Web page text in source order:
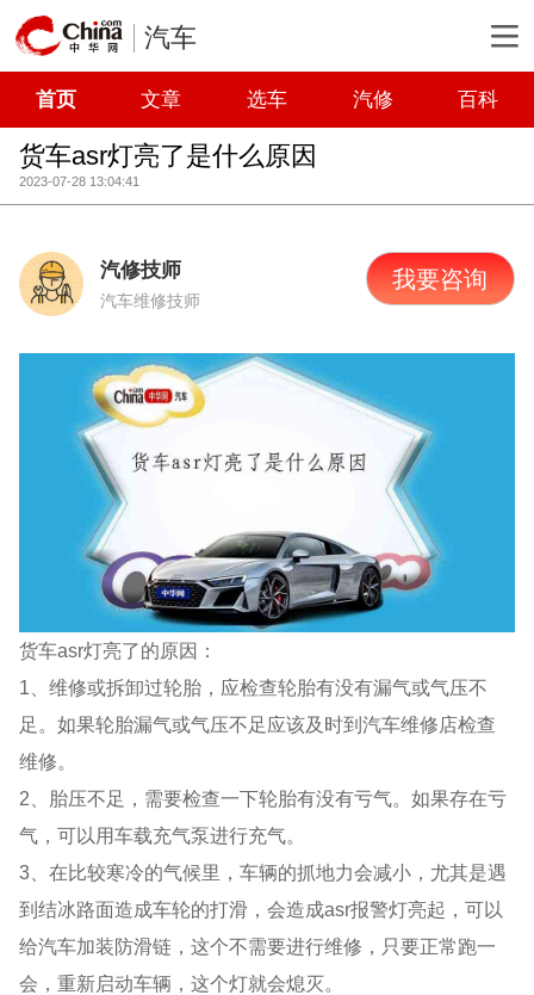
汽车
首页 文章 选车 汽修 百科
货车asr灯亮了是什么原因
2023-07-28 13:04:41
汽修技师
汽车维修技师
我要咨询
货车asr灯亮了的原因：
1、维修或拆卸过轮胎，应检查轮胎有没有漏气或气压不
足。如果轮胎漏气或气压不足应该及时到汽车维修店检查
维修。
2、胎压不足，需要检查一下轮胎有没有亏气。如果存在亏
气，可以用车载充气泵进行充气。
3、在比较寒冷的气候里，车辆的抓地力会减小，尤其是遇
到结冰路面造成车轮的打滑，会造成asr报警灯亮起，可以
给汽车加装防滑链，这个不需要进行维修，只要正常跑一
会，重新启动车辆，这个灯就会熄灭。